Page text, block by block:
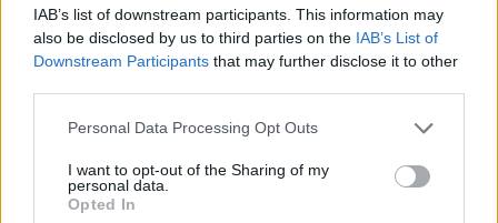
IAB’s list of downstream participants. This information may
also be disclosed by us to third parties on the IAB’s List of
Downstream Participants that may further disclose it to other
Personal Data Processing Opt Outs
I want to opt-out of the Sharing of my
personal data.
Opted In
deklaravimo periodu, siųsdavo informaciją
apie neva priimtus sprendimus grąžinti
permokas. Dabar stebime apgaulingų žinučių
apie grąžinamas permokas. Fiksuojame ir
atvejų, kai pranešimuose nurodomi iš galimai
nelegalių duomenų bazių gauti gyventojų